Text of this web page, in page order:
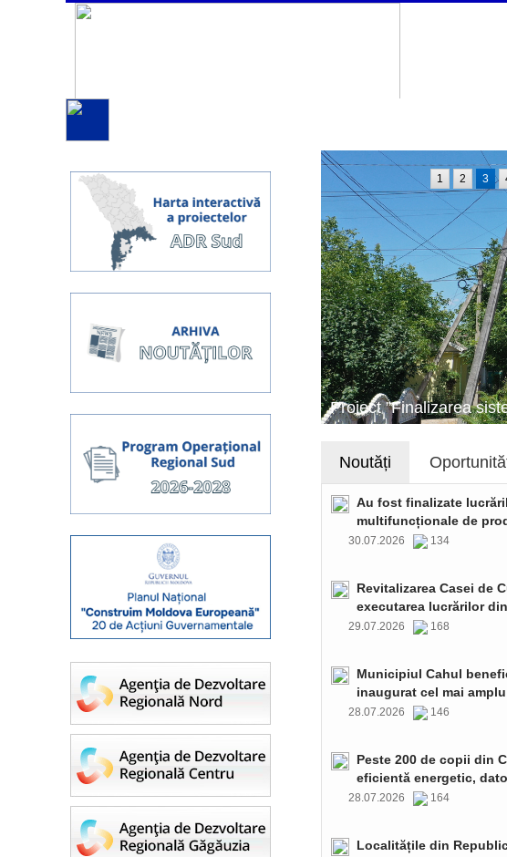
Proiect ”Finalizarea
1 2 3
Noutăți
Au fost finalizate
multifuncționale de
30.07.2026 134
Revitalizarea Casei de
executarea lucrărilor
29.07.2026 168
Municipiul Cahul
inaugurat cel mai
28.07.2026 146
Peste 200 de copii din
eficientă energetic,
28.07.2026 164
Localitățile din